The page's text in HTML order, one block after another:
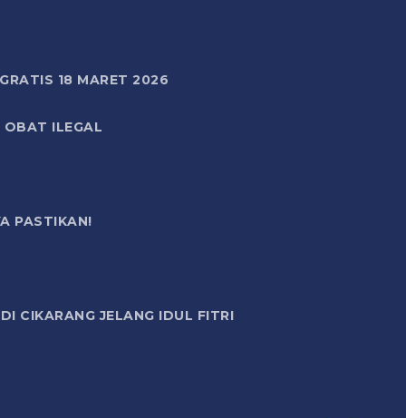
18 MARET 2026
OBAT ILEGAL
PASTIKAN!
CIKARANG JELANG IDUL FITRI